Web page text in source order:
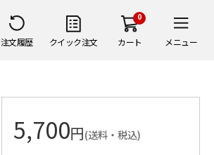
注文履歴 クイック注文
0
カート メニュー
5,700円(送料・税込)